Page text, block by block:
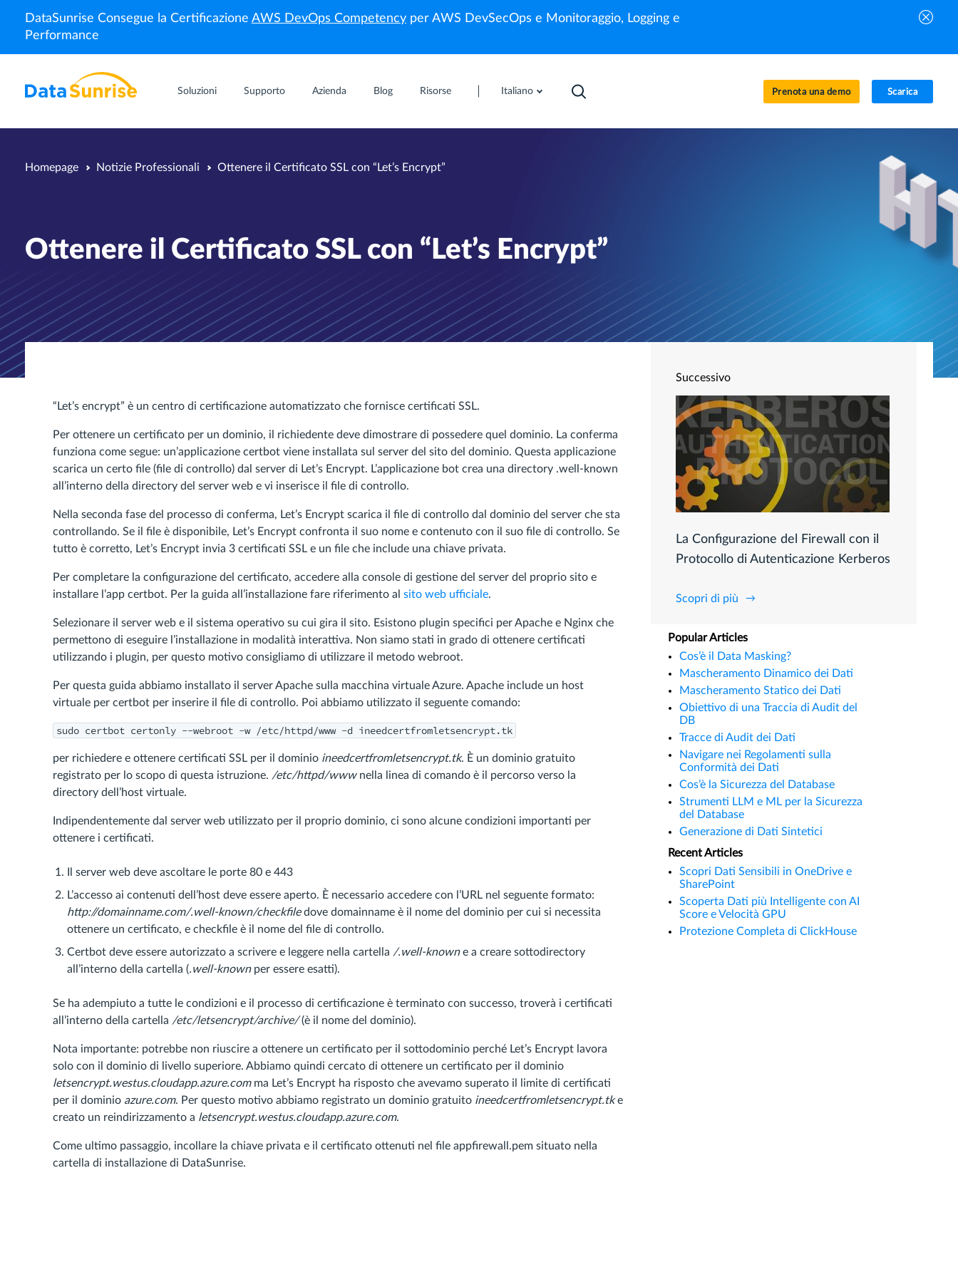
DataSunrise Consegue la Certificazione AWS DevOps Competency per AWS DevSecOps e Monitoraggio, Logging e
Performance
Soluzioni Supporto Azienda Blog Risorse Italiano Prenota una demo Scarica
Homepage Notizie Professionali Ottenere il Certificato SSL con “Let’s Encrypt”
Ottenere il Certificato SSL con “Let’s Encrypt”
“Let’s encrypt” è un centro di certificazione automatizzato che fornisce certificati SSL.
Per ottenere un certificato per un dominio, il richiedente deve dimostrare di possedere quel dominio. La conferma
funziona come segue: un’applicazione certbot viene installata sul server del sito del dominio. Questa applicazione
scarica un certo file (file di controllo) dal server di Let’s Encrypt. L’applicazione bot crea una directory .well-known
all’interno della directory del server web e vi inserisce il file di controllo.
Nella seconda fase del processo di conferma, Let’s Encrypt scarica il file di controllo dal dominio del server che sta
controllando. Se il file è disponibile, Let’s Encrypt confronta il suo nome e contenuto con il suo file di controllo. Se
tutto è corretto, Let’s Encrypt invia 3 certificati SSL e un file che include una chiave privata.
Per completare la configurazione del certificato, accedere alla console di gestione del server del proprio sito e
installare l’app certbot. Per la guida all’installazione fare riferimento al sito web ufficiale.
Selezionare il server web e il sistema operativo su cui gira il sito. Esistono plugin specifici per Apache e Nginx che
permettono di eseguire l’installazione in modalità interattiva. Non siamo stati in grado di ottenere certificati
utilizzando i plugin, per questo motivo consigliamo di utilizzare il metodo webroot.
Per questa guida abbiamo installato il server Apache sulla macchina virtuale Azure. Apache include un host
virtuale per certbot per inserire il file di controllo. Poi abbiamo utilizzato il seguente comando:
sudo certbot certonly --webroot -w /etc/httpd/www -d ineedcertfromletsencrypt.tk
per richiedere e ottenere certificati SSL per il dominio ineedcertfromletsencrypt.tk. È un dominio gratuito
registrato per lo scopo di questa istruzione. /etc/httpd/wwwnella linea di comando è il percorso verso la
directory dell’host virtuale.
Indipendentemente dal server web utilizzato per il proprio dominio, ci sono alcune condizioni importanti per
ottenere i certificati.
Il server web deve ascoltare le porte 80 e 443
L’accesso ai contenuti dell’host deve essere aperto. È necessario accedere con l’URL nel seguente formato:
http://domainname.com/.well-known/checkfiledove domainname è il nome del dominio per cui si necessita
ottenere un certificato, e checkfile è il nome del file di controllo.
Certbot deve essere autorizzato a scrivere e leggere nella cartella /.well-knowne a creare sottodirectory
all’interno della cartella (.well-knownper essere esatti).
Se ha adempiuto a tutte le condizioni e il processo di certificazione è terminato con successo, troverà i certificati
all’interno della cartella /etc/letsencrypt/archive/(è il nome del dominio).
Nota importante: potrebbe non riuscire a ottenere un certificato per il sottodominio perché Let’s Encrypt lavora
solo con il dominio di livello superiore. Abbiamo quindi cercato di ottenere un certificato per il dominio
letsencrypt.westus.cloudapp.azure.comma Let’s Encrypt ha risposto che avevamo superato il limite di certificati
per il dominio azure.com. Per questo motivo abbiamo registrato un dominio gratuito ineedcertfromletsencrypt.tke
creato un reindirizzamento a letsencrypt.westus.cloudapp.azure.com.
Come ultimo passaggio, incollare la chiave privata e il certificato ottenuti nel file appfirewall.pem situato nella
cartella di installazione di DataSunrise.
Successivo
La Configurazione del Firewall con il
Protocollo di Autenticazione Kerberos
Scopri di più
Popular Articles
Cos’è il Data Masking?
Mascheramento Dinamico dei Dati
Mascheramento Statico dei Dati
Obiettivo di una Traccia di Audit del
DB
Tracce di Audit dei Dati
Navigare nei Regolamenti sulla
Conformità dei Dati
Cos’è la Sicurezza del Database
Strumenti LLM e ML per la Sicurezza
del Database
Generazione di Dati Sintetici
Recent Articles
Scopri Dati Sensibili in OneDrive e
SharePoint
Scoperta Dati più Intelligente con AI
Score e Velocità GPU
Protezione Completa di ClickHouse